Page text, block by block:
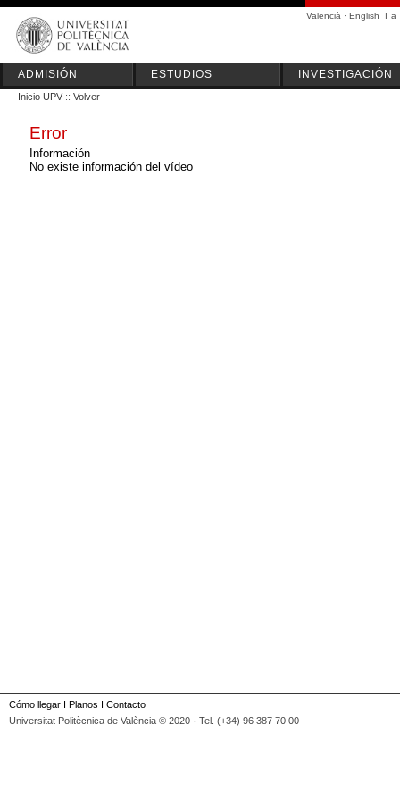
Valencià · English I a
ADMISIÓN ESTUDIOS INVESTIGACIÓN
Inicio UPV :: Volver
Error
Información
No existe información del vídeo
Cómo llegar I Planos I Contacto
Universitat Politècnica de València © 2020 · Tel. (+34) 96 387 70 00